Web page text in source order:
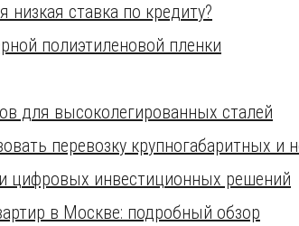
низкая ставка по кредиту?
полиэтиленовой пленки
для высоколегированных сталей
перевозку крупногабаритных и
цифровых инвестиционных решений
в Москве: подробный обзор